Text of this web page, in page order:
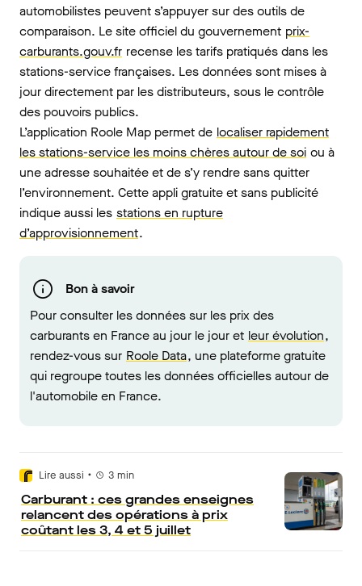
automobilistes peuvent s’appuyer sur des outils de
comparaison. Le site officiel du gouvernement prix-
carburants.gouv.fr recense les tarifs pratiqués dans les
stations-service françaises. Les données sont mises à
jour directement par les distributeurs, sous le contrôle
des pouvoirs publics.
L’application Roole Map permet de localiser rapidement
les stations-service les moins chères autour de soi ou à
une adresse souhaitée et de s’y rendre sans quitter
l’environnement. Cette appli gratuite et sans publicité
indique aussi les stations en rupture
d’approvisionnement.
Bon à savoir
Pour consulter les données sur les prix des
carburants en France au jour le jour et leur évolution,
rendez-vous sur Roole Data, une plateforme gratuite
qui regroupe toutes les données officielles autour de
l'automobile en France.
Lire aussi • 3 min
Carburant : ces grandes enseignes
relancent des opérations à prix
coûtant les 3, 4 et 5 juillet